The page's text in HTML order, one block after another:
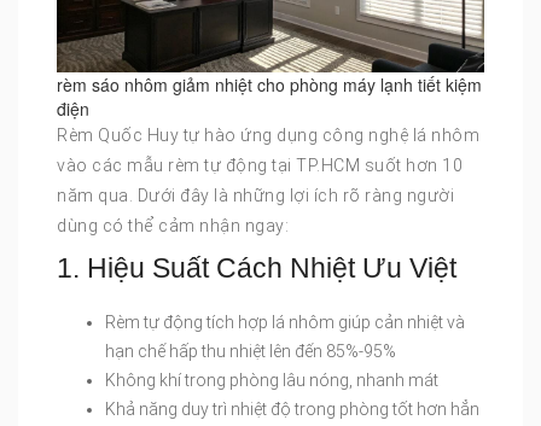
rèm sáo nhôm giảm nhiệt cho phòng máy lạnh tiết kiệm
điện
Rèm Quốc Huy tự hào ứng dụng công nghệ lá nhôm
vào các mẫu rèm tự động tại TP.HCM suốt hơn 10
năm qua. Dưới đây là những lợi ích rõ ràng người
dùng có thể cảm nhận ngay:
1. Hiệu Suất Cách Nhiệt Ưu Việt
Rèm tự động tích hợp lá nhôm giúp cản nhiệt và
hạn chế hấp thu nhiệt lên đến 85%-95%
Không khí trong phòng lâu nóng, nhanh mát
Khả năng duy trì nhiệt độ trong phòng tốt hơn hẳn